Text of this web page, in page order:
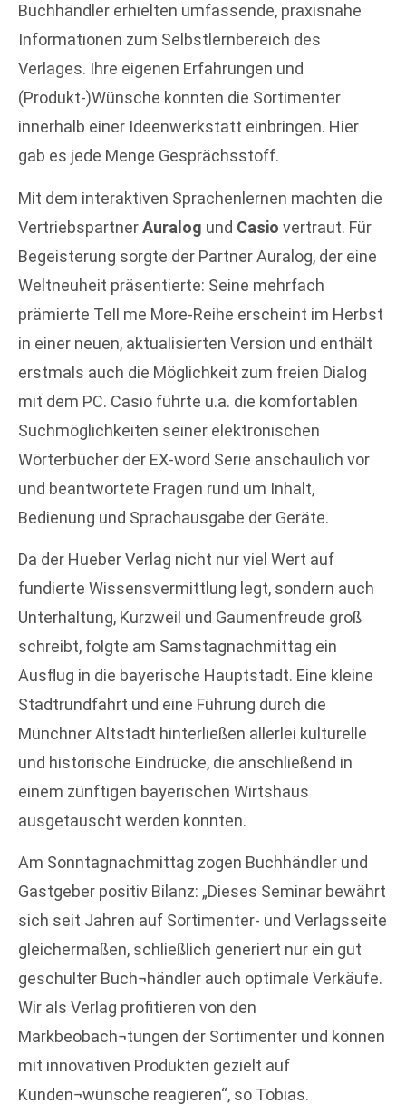
Buchhändler erhielten umfassende, praxisnahe
Informationen zum Selbstlernbereich des
Verlages. Ihre eigenen Erfahrungen und
(Produkt-)Wünsche konnten die Sortimenter
innerhalb einer Ideenwerkstatt einbringen. Hier
gab es jede Menge Gesprächsstoff.
Mit dem interaktiven Sprachenlernen machten die
VertriebspartnerAuralog und Casio vertraut. Für
Begeisterung sorgte der Partner Auralog, der eine
Weltneuheit präsentierte: Seine mehrfach
prämierte Tell me More-Reihe erscheint im Herbst
in einer neuen, aktualisierten Version und enthält
erstmals auch die Möglichkeit zum freien Dialog
mit dem PC. Casio führte u.a. die komfortablen
Suchmöglichkeiten seiner elektronischen
Wörterbücher der EX-word Serie anschaulich vor
und beantwortete Fragen rund um Inhalt,
Bedienung und Sprachausgabe der Geräte.
Da der Hueber Verlag nicht nur viel Wert auf
fundierte Wissensvermittlung legt, sondern auch
Unterhaltung, Kurzweil und Gaumenfreude groß
schreibt, folgte am Samstagnachmittag ein
Ausflug in die bayerische Hauptstadt. Eine kleine
Stadtrundfahrt und eine Führung durch die
Münchner Altstadt hinterließen allerlei kulturelle
und historische Eindrücke, die anschließend in
einem zünftigen bayerischen Wirtshaus
ausgetauscht werden konnten.
Am Sonntagnachmittag zogen Buchhändler und
Gastgeber positiv Bilanz: „Dieses Seminar bewährt
sich seit Jahren auf Sortimenter- und Verlagsseite
gleichermaßen, schließlich generiert nur ein gut
geschulter Buch¬händler auch optimale Verkäufe.
Wir als Verlag profitieren von den
Markbeobach¬tungen der Sortimenter und können
mit innovativen Produkten gezielt auf
Kunden¬wünsche reagieren“, so Tobias.